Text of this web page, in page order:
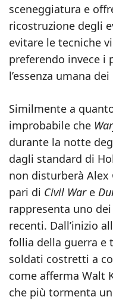
sceneggiatura e
ricostruzione degli
evitare le tecniche
preferendo invece i
l’essenza umana
Similmente a
improbabile che
durante la notte
dagli standard di
non disturberà Alex
pari di Civil Ware
rappresenta uno
recenti. Dall’inizio
follia della guerra e
soldati costretti a
come afferma Walt
che più tormenta